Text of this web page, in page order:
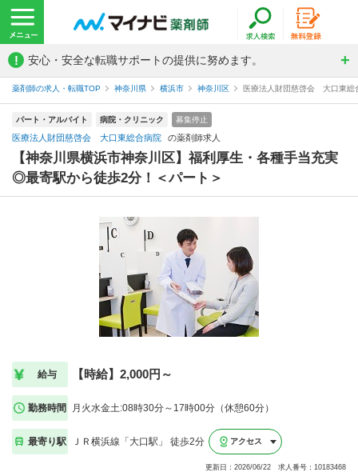
! 安心・安全な転職サポートの提供に努めます。
薬剤師の求人・転職TOP 神奈川県 横浜市 神奈川区 医療法人財団慈啓会 大口東総
パート・アルバイト 病院・クリニック 募集停止
医療法人財団慈啓会 大口東総合病院 の薬剤師求人
【神奈川県横浜市神奈川区】福利厚生・各種手当充実
◎最寄駅から徒歩2分！＜パート＞
給与 【時給】2,000円～
勤務時間 月火水金土:08時30分～17時00分（休憩60分）
最寄り駅 ＪＲ横浜線「大口駅」 徒歩2分 アクセス
更新日：2026/06/22 求人番号：10183468